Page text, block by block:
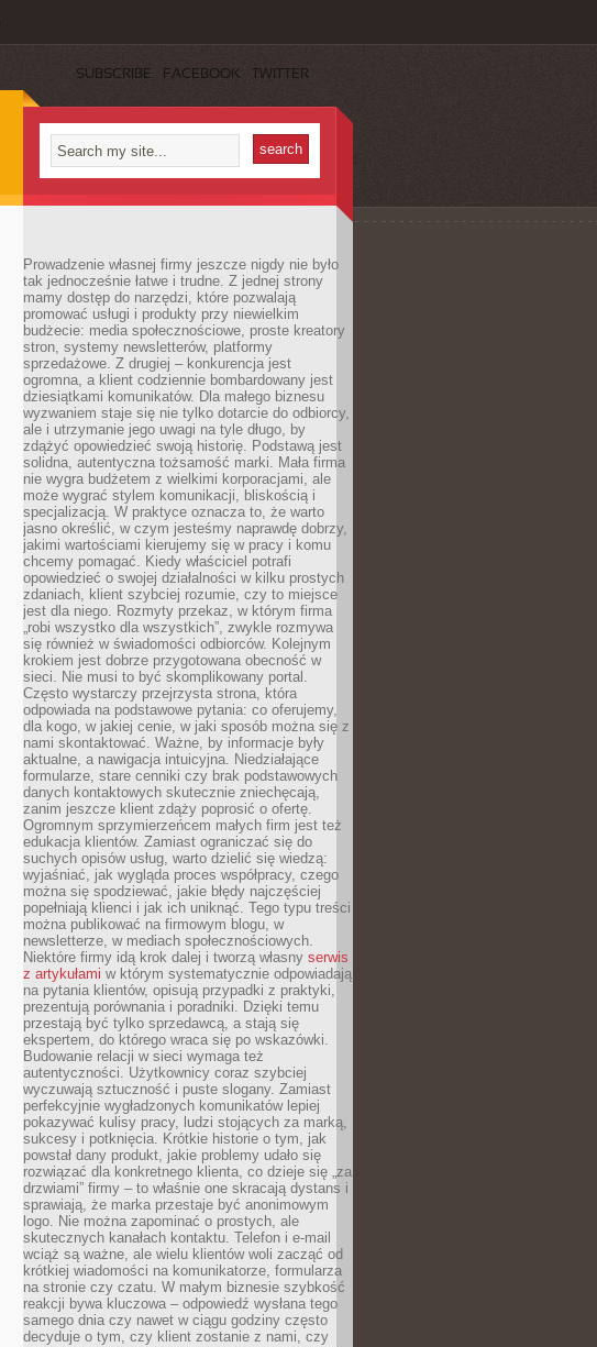
SUBSCRIBE FACEBOOK TWITTER
Prowadzenie własnej firmy jeszcze nigdy nie było
tak jednocześnie łatwe i trudne. Z jednej strony
mamy dostęp do narzędzi, które pozwalają
promować usługi i produkty przy niewielkim
budżecie: media społecznościowe, proste kreatory
stron, systemy newsletterów, platformy
sprzedażowe. Z drugiej – konkurencja jest
ogromna, a klient codziennie bombardowany jest
dziesiątkami komunikatów. Dla małego biznesu
wyzwaniem staje się nie tylko dotarcie do odbiorcy,
ale i utrzymanie jego uwagi na tyle długo, by
zdążyć opowiedzieć swoją historię. Podstawą jest
solidna, autentyczna tożsamość marki. Mała firma
nie wygra budżetem z wielkimi korporacjami, ale
może wygrać stylem komunikacji, bliskością i
specjalizacją. W praktyce oznacza to, że warto
jasno określić, w czym jesteśmy naprawdę dobrzy,
jakimi wartościami kierujemy się w pracy i komu
chcemy pomagać. Kiedy właściciel potrafi
opowiedzieć o swojej działalności w kilku prostych
zdaniach, klient szybciej rozumie, czy to miejsce
jest dla niego. Rozmyty przekaz, w którym firma
„robi wszystko dla wszystkich”, zwykle rozmywa
się również w świadomości odbiorców. Kolejnym
krokiem jest dobrze przygotowana obecność w
sieci. Nie musi to być skomplikowany portal.
Często wystarczy przejrzysta strona, która
odpowiada na podstawowe pytania: co oferujemy,
dla kogo, w jakiej cenie, w jaki sposób można się z
nami skontaktować. Ważne, by informacje były
aktualne, a nawigacja intuicyjna. Niedziałające
formularze, stare cenniki czy brak podstawowych
danych kontaktowych skutecznie zniechęcają,
zanim jeszcze klient zdąży poprosić o ofertę.
Ogromnym sprzymierzeńcem małych firm jest też
edukacja klientów. Zamiast ograniczać się do
suchych opisów usług, warto dzielić się wiedzą:
wyjaśniać, jak wygląda proces współpracy, czego
można się spodziewać, jakie błędy najczęściej
popełniają klienci i jak ich uniknąć. Tego typu treści
można publikować na firmowym blogu, w
newsletterze, w mediach społecznościowych.
Niektóre firmy idą krok dalej i tworzą własny serwis
z artykułami w którym systematycznie odpowiadają
na pytania klientów, opisują przypadki z praktyki,
prezentują porównania i poradniki. Dzięki temu
przestają być tylko sprzedawcą, a stają się
ekspertem, do którego wraca się po wskazówki.
Budowanie relacji w sieci wymaga też
autentyczności. Użytkownicy coraz szybciej
wyczuwają sztuczność i puste slogany. Zamiast
perfekcyjnie wygładzonych komunikatów lepiej
pokazywać kulisy pracy, ludzi stojących za marką,
sukcesy i potknięcia. Krótkie historie o tym, jak
powstał dany produkt, jakie problemy udało się
rozwiązać dla konkretnego klienta, co dzieje się „za
drzwiami” firmy – to właśnie one skracają dystans i
sprawiają, że marka przestaje być anonimowym
logo. Nie można zapominać o prostych, ale
skutecznych kanałach kontaktu. Telefon i e-mail
wciąż są ważne, ale wielu klientów woli zacząć od
krótkiej wiadomości na komunikatorze, formularza
na stronie czy czatu. W małym biznesie szybkość
reakcji bywa kluczowa – odpowiedź wysłana tego
samego dnia czy nawet w ciągu godziny często
decyduje o tym, czy klient zostanie z nami, czy